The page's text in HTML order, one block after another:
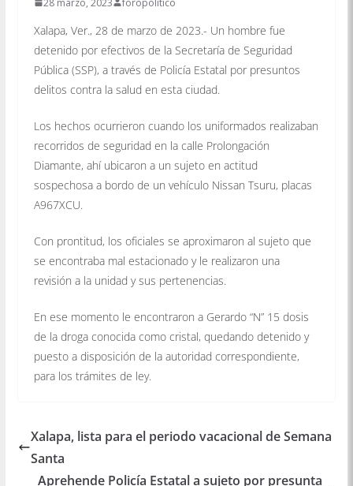
Xalapa, Ver., 28 de marzo de 2023.- Un hombre fue
detenido por efectivos de la Secretaría de Seguridad
Pública (SSP), a través de Policía Estatal por presuntos
delitos contra la salud en esta ciudad.
Los hechos ocurrieron cuando los uniformados realizaban
recorridos de seguridad en la calle Prolongación
Diamante, ahí ubicaron a un sujeto en actitud
sospechosa a bordo de un vehículo Nissan Tsuru, placas
A967XCU.
Con prontitud, los oficiales se aproximaron al sujeto que
se encontraba mal estacionado y le realizaron una
revisión a la unidad y sus pertenencias.
En ese momento le encontraron a Gerardo “N” 15 dosis
de la droga conocida como cristal, quedando detenido y
puesto a disposición de la autoridad correspondiente,
para los trámites de ley.
Xalapa, lista para el periodo vacacional de Semana
Santa
Aprehende Policía Estatal a sujeto por presunta